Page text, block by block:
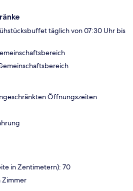
täglich von 07:30 Uhr bis
Öffnungszeiten
in Zentimetern): 70
Zimmer